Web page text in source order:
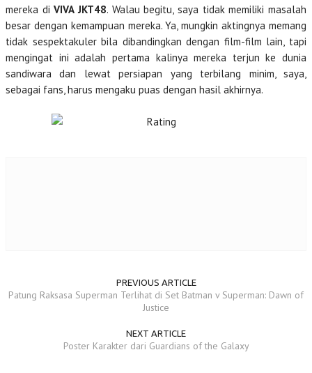
mereka diVIVA JKT48. Walau begitu, saya tidak memiliki masalah
besar dengan kemampuan mereka. Ya, mungkin aktingnya memang
tidak sespektakuler bila dibandingkan dengan film-film lain, tapi
mengingat ini adalah pertama kalinya mereka terjun ke dunia
sandiwara dan lewat persiapan yang terbilang minim, saya,
sebagai fans, harus mengaku puas dengan hasil akhirnya.
PREVIOUS ARTICLE
Patung Raksasa Superman Terlihat di Set Batman v Superman: Dawn of
Justice
NEXT ARTICLE
Poster Karakter dari Guardians of the Galaxy